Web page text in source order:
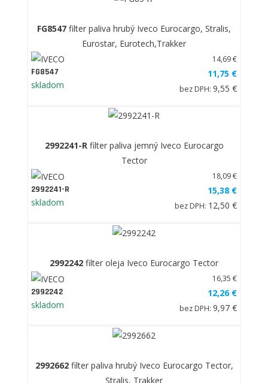
FG8547 filter paliva hrubý Iveco Eurocargo, Stralis,
Eurostar, Eurotech,Trakker
FG8547
skladom
14,69 €
11,75 €
bez DPH: 9,55 €
2992241-Rfilter paliva jemný Iveco Eurocargo
Tector
2992241-R
skladom
18,09 €
15,38 €
bez DPH: 12,50 €
2992242 filter oleja Iveco Eurocargo Tector
2992242
skladom
16,35 €
12,26 €
bez DPH: 9,97 €
2992662filter paliva hrubý Iveco Eurocargo Tector,
Stralis, Trakker